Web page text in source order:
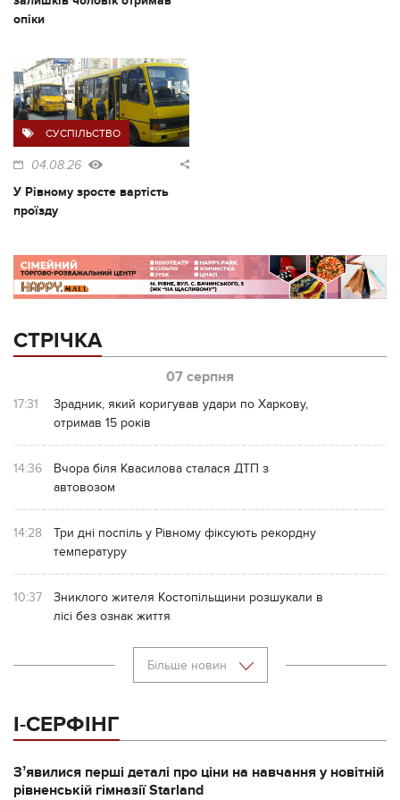
опіки
СУСПІЛЬСТВО
04.08.26
У Рівному зросте вартість
проїзду
СТРІЧКА
07 серпня
17:31
Зрадник, який коригував удари по Харкову,
отримав 15 років
14:36
Вчора біля Квасилова сталася ДТП з
автовозом
14:28
Три дні поспіль у Рівному фіксують рекордну
температуру
10:37
Зниклого жителя Костопільщини розшукали в
лісі без ознак життя
Більше новин
І-СЕРФІНГ
Зʼявилися перші деталі про ціни на навчання у новітній
рівненській гімназії Starland